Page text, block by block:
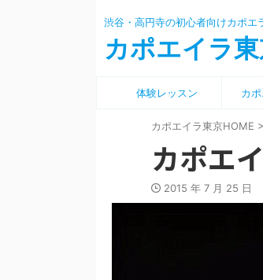
渋谷・高円寺の初心者向けカポエ
カポエイラ
体験レッスン カ
カポエイラ東京HOME >
カポエ
2015 年 7 月 25 日